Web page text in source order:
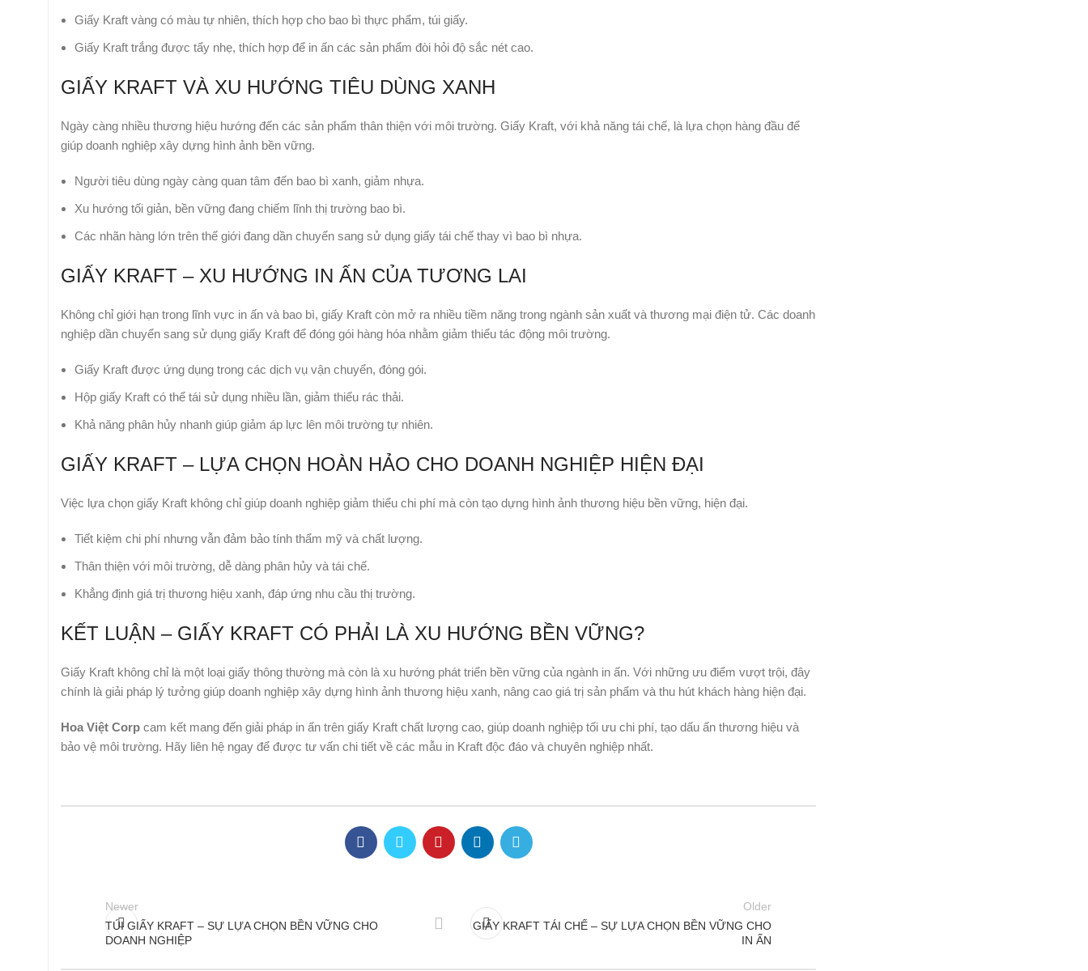
Giấy Kraft vàng có màu tự nhiên, thích hợp cho bao bì thực phẩm, túi giấy.
Giấy Kraft trắng được tẩy nhẹ, thích hợp để in ấn các sản phẩm đòi hỏi độ sắc nét cao.
GIẤY KRAFT VÀ XU HƯỚNG TIÊU DÙNG XANH
Ngày càng nhiều thương hiệu hướng đến các sản phẩm thân thiện với môi trường. Giấy Kraft, với khả năng tái chế, là lựa chọn hàng đầu để
giúp doanh nghiệp xây dựng hình ảnh bền vững.
Người tiêu dùng ngày càng quan tâm đến bao bì xanh, giảm nhựa.
Xu hướng tối giản, bền vững đang chiếm lĩnh thị trường bao bì.
Các nhãn hàng lớn trên thế giới đang dần chuyển sang sử dụng giấy tái chế thay vì bao bì nhựa.
GIẤY KRAFT – XU HƯỚNG IN ẤN CỦA TƯƠNG LAI
Không chỉ giới hạn trong lĩnh vực in ấn và bao bì, giấy Kraft còn mở ra nhiều tiềm năng trong ngành sản xuất và thương mại điện tử. Các doanh
nghiệp dần chuyển sang sử dụng giấy Kraft để đóng gói hàng hóa nhằm giảm thiểu tác động môi trường.
Giấy Kraft được ứng dụng trong các dịch vụ vận chuyển, đóng gói.
Hộp giấy Kraft có thể tái sử dụng nhiều lần, giảm thiểu rác thải.
Khả năng phân hủy nhanh giúp giảm áp lực lên môi trường tự nhiên.
GIẤY KRAFT – LỰA CHỌN HOÀN HẢO CHO DOANH NGHIỆP HIỆN ĐẠI
Việc lựa chọn giấy Kraft không chỉ giúp doanh nghiệp giảm thiểu chi phí mà còn tạo dựng hình ảnh thương hiệu bền vững, hiện đại.
Tiết kiệm chi phí nhưng vẫn đảm bảo tính thẩm mỹ và chất lượng.
Thân thiện với môi trường, dễ dàng phân hủy và tái chế.
Khẳng định giá trị thương hiệu xanh, đáp ứng nhu cầu thị trường.
KẾT LUẬN – GIẤY KRAFT CÓ PHẢI LÀ XU HƯỚNG BỀN VỮNG?
Giấy Kraft không chỉ là một loại giấy thông thường mà còn là xu hướng phát triển bền vững của ngành in ấn. Với những ưu điểm vượt trội, đây
chính là giải pháp lý tưởng giúp doanh nghiệp xây dựng hình ảnh thương hiệu xanh, nâng cao giá trị sản phẩm và thu hút khách hàng hiện đại.
Hoa Việt Corp cam kết mang đến giải pháp in ấn trên giấy Kraft chất lượng cao, giúp doanh nghiệp tối ưu chi phí, tạo dấu ấn thương hiệu và
bảo vệ môi trường. Hãy liên hệ ngay để được tư vấn chi tiết về các mẫu in Kraft độc đáo và chuyên nghiệp nhất.
Newer
TÚI GIẤY KRAFT – SỰ LỰA CHỌN BỀN VỮNG CHO
DOANH NGHIỆP
Older
GIẤY KRAFT TÁI CHẾ – SỰ LỰA CHỌN BỀN VỮNG CHO
IN ẤN